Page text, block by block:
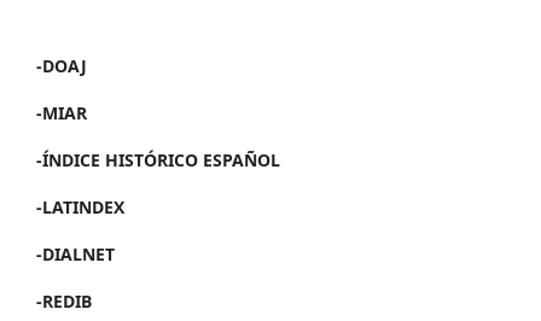
-DOAJ
-MIAR
-ÍNDICE HISTÓRICO ESPAÑOL
-LATINDEX
-DIALNET
-REDIB